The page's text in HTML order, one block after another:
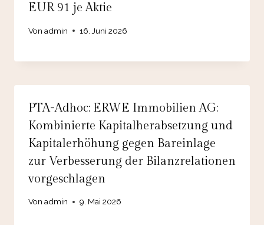
EUR 91 je Aktie
Von admin 16. Juni 2026
PTA-Adhoc: ERWE Immobilien AG:
Kombinierte Kapitalherabsetzung und
Kapitalerhöhung gegen Bareinlage
zur Verbesserung der Bilanzrelationen
vorgeschlagen
Von admin 9. Mai 2026